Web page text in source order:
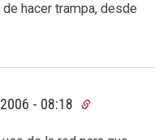
hacer trampa, desde
- 08:18